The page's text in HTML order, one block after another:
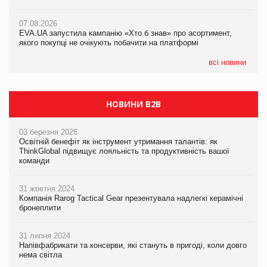
07.08.2026
EVA.UA запустила кампанію «Хто б знав» про асортимент,
якого покупці не очікують побачити на платформі
всі новини
05.08.2026
Мережа супермаркетів VARUS купує мережу магазинів
НОВИНИ B2B
03 березня 2026
Освітній бенефіт як інструмент утримання талантів: як
ThinkGlobal підвищує лояльність та продуктивність вашої
команди
31 жовтня 2024
Компанія Rarog Tactical Gear презентувала надлегкі керамічні
бронеплити
31 липня 2024
Напівфабрикати та консерви, які стануть в пригоді, коли довго
нема світла